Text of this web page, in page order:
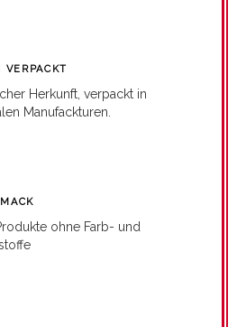
Herkunft, verpackt in
Manufackturen.
ohne Farb- und